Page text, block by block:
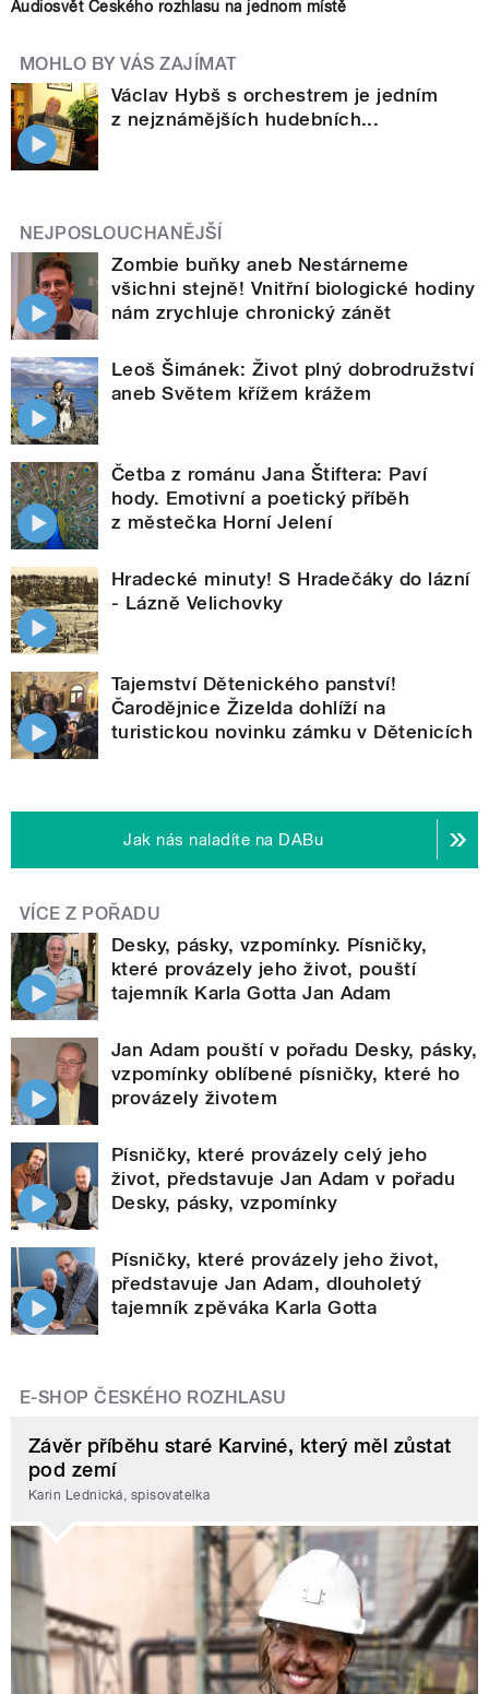
Audiosvět Českého rozhlasu na jednom místě
MOHLO BY VÁS ZAJÍMAT
Václav Hybš s orchestrem je jedním
z nejznámějších hudebních...
NEJPOSLOUCHANĚJŠÍ
Zombie buňky aneb Nestárneme
všichni stejně! Vnitřní biologické hodiny
nám zrychluje chronický zánět
Leoš Šimánek: Život plný dobrodružství
aneb Světem křížem krážem
Četba z románu Jana Štiftera: Paví
hody. Emotivní a poetický příběh
z městečka Horní Jelení
Hradecké minuty! S Hradečáky do lázní
- Lázně Velichovky
Tajemství Dětenického panství!
Čarodějnice Žizelda dohlíží na
turistickou novinku zámku v Dětenicích
Jak nás naladíte na DABu
VÍCE Z POŘADU
Desky, pásky, vzpomínky. Písničky,
které provázely jeho život, pouští
tajemník Karla Gotta Jan Adam
Jan Adam pouští v pořadu Desky, pásky,
vzpomínky oblíbené písničky, které ho
provázely životem
Písničky, které provázely celý jeho
život, představuje Jan Adam v pořadu
Desky, pásky, vzpomínky
Písničky, které provázely jeho život,
představuje Jan Adam, dlouholetý
tajemník zpěváka Karla Gotta
E-SHOP ČESKÉHO ROZHLASU
Závěr příběhu staré Karviné, který měl zůstat
pod zemí
Karin Lednická, spisovatelka